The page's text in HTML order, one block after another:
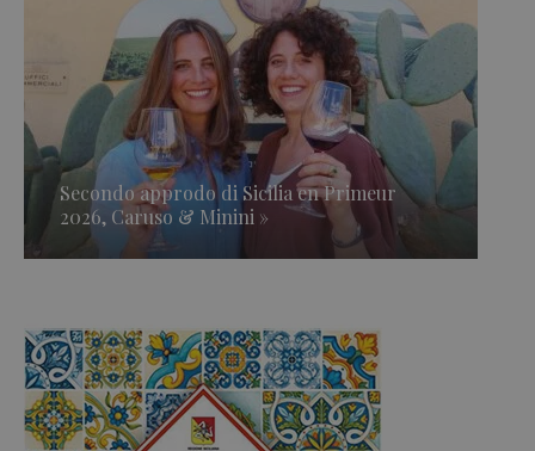
Secondo approdo di Sicilia en Primeur
2026, Caruso & Minini »